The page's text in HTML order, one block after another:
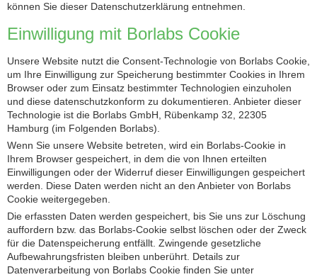
können Sie dieser Datenschutzerklärung entnehmen.
Einwilligung mit Borlabs Cookie
Unsere Website nutzt die Consent-Technologie von Borlabs Cookie,
um Ihre Einwilligung zur Speicherung bestimmter Cookies in Ihrem
Browser oder zum Einsatz bestimmter Technologien einzuholen
und diese datenschutzkonform zu dokumentieren. Anbieter dieser
Technologie ist die Borlabs GmbH, Rübenkamp 32, 22305
Hamburg (im Folgenden Borlabs).
Wenn Sie unsere Website betreten, wird ein Borlabs-Cookie in
Ihrem Browser gespeichert, in dem die von Ihnen erteilten
Einwilligungen oder der Widerruf dieser Einwilligungen gespeichert
werden. Diese Daten werden nicht an den Anbieter von Borlabs
Cookie weitergegeben.
Die erfassten Daten werden gespeichert, bis Sie uns zur Löschung
auffordern bzw. das Borlabs-Cookie selbst löschen oder der Zweck
für die Datenspeicherung entfällt. Zwingende gesetzliche
Aufbewahrungsfristen bleiben unberührt. Details zur
Datenverarbeitung von Borlabs Cookie finden Sie unter